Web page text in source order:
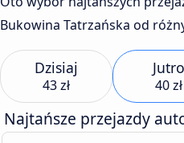
Bukowina Tatrzańska od
Dzisiaj
43 zł
Jutro
40 zł
Najtańsze przejazdy